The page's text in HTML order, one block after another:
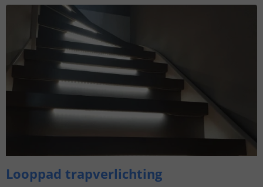
Looppad trapverlichting